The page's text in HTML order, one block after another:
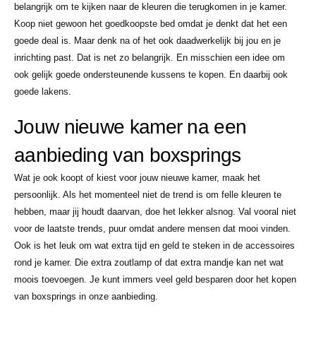
belangrijk om te kijken naar de kleuren die terugkomen in je kamer.
Koop niet gewoon het goedkoopste bed omdat je denkt dat het een
goede deal is. Maar denk na of het ook daadwerkelijk bij jou en je
inrichting past. Dat is net zo belangrijk. En misschien een idee om
ook gelijk goede ondersteunende kussens te kopen. En daarbij ook
goede lakens.
Jouw nieuwe kamer na een
aanbieding van boxsprings
Wat je ook koopt of kiest voor jouw nieuwe kamer, maak het
persoonlijk. Als het momenteel niet de trend is om felle kleuren te
hebben, maar jij houdt daarvan, doe het lekker alsnog. Val vooral niet
voor de laatste trends, puur omdat andere mensen dat mooi vinden.
Ook is het leuk om wat extra tijd en geld te steken in de accessoires
rond je kamer. Die extra zoutlamp of dat extra mandje kan net wat
moois toevoegen. Je kunt immers veel geld besparen door het kopen
van boxsprings in onze aanbieding.